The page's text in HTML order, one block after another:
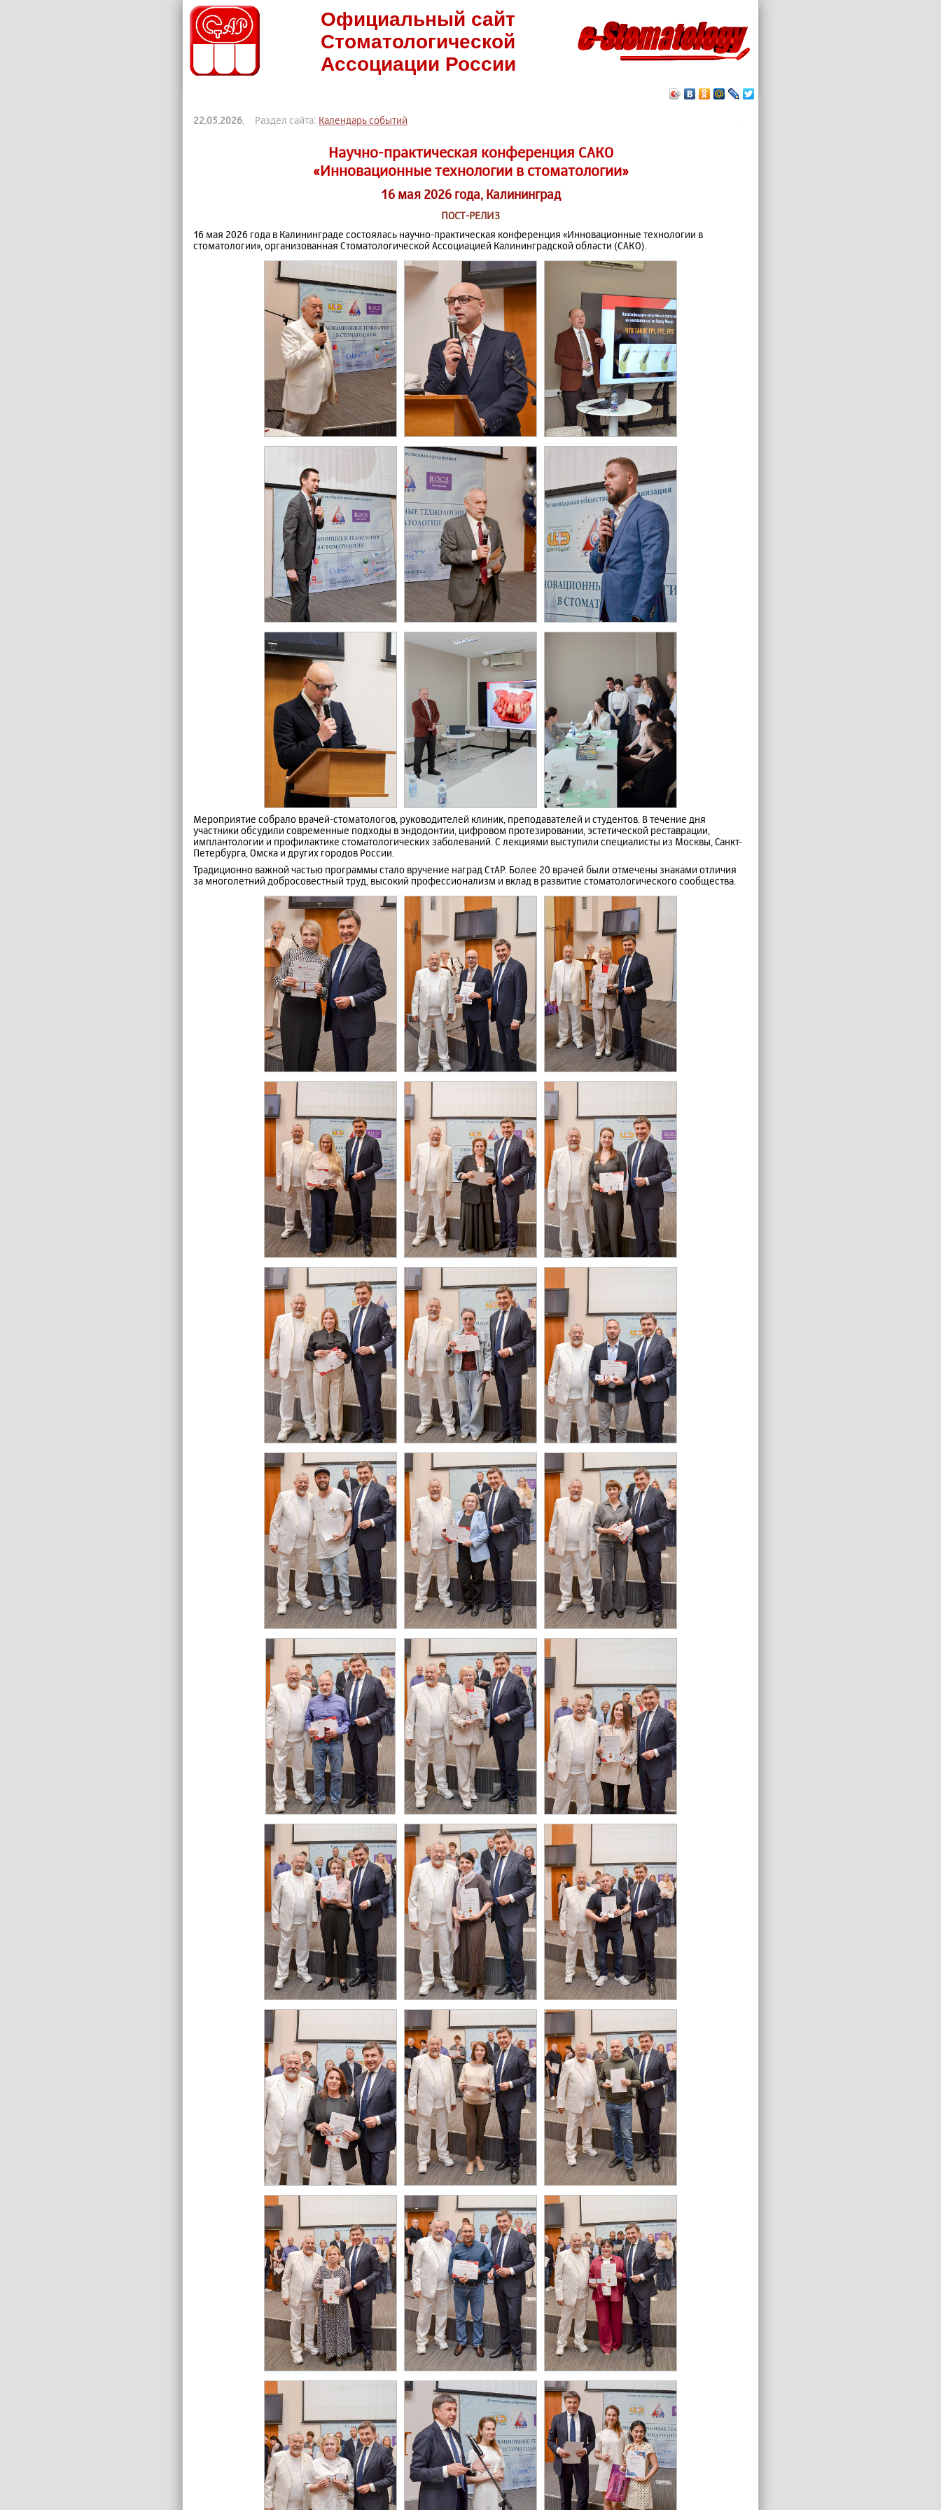
Официальный сайт
Стоматологической
Ассоциации России
22.05.2026 , Раздел сайта: Календарь событий
Научно-практическая конференция САКО
«Инновационные технологии в стоматологии»
16 мая 2026 года, Калининград
ПОСТ-РЕЛИЗ
16 мая 2026 года в Калининграде состоялась научно-практическая конференция «Инновационные технологии в
стоматологии», организованная Стоматологической Ассоциацией Калининградской области (САКО).
Мероприятие собрало врачей-стоматологов, руководителей клиник, преподавателей и студентов. В течение дня
участники обсудили современные подходы в эндодонтии, цифровом протезировании, эстетической реставрации,
имплантологии и профилактике стоматологических заболеваний. С лекциями выступили специалисты из Москвы, Санкт-
Петербурга, Омска и других городов России.
Традиционно важной частью программы стало вручение наград СтАР. Более 20 врачей были отмечены знаками отличия
за многолетний добросовестный труд, высокий профессионализм и вклад в развитие стоматологического сообщества.